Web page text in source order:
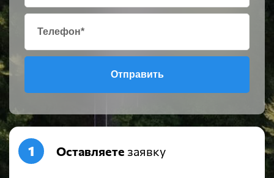
Отправить
Оставляете заявку